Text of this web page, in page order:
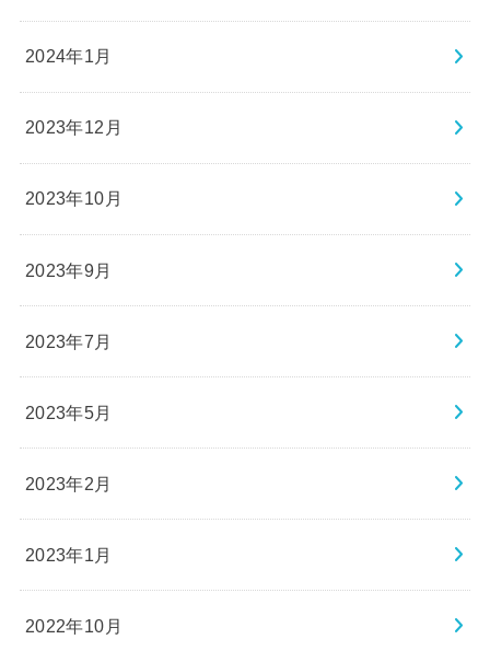
2024年1月
2023年12月
2023年10月
2023年9月
2023年7月
2023年5月
2023年2月
2023年1月
2022年10月